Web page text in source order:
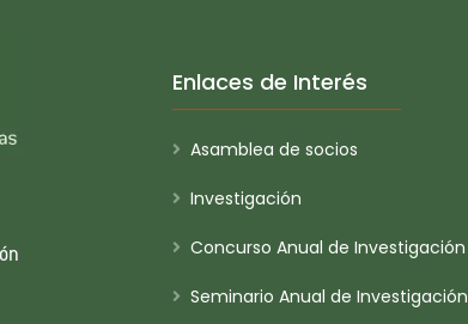
Enlaces de Interés
Asamblea de socios
Investigación
Concurso Anual de Investigación
Seminario Anual de Investigación